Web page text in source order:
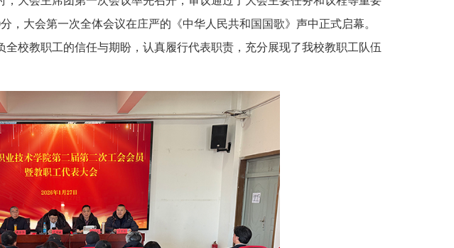
，大会第一次全体会议在庄严的《中华人民共和国国歌》声中正式启幕。
校教职工的信任与期盼，认真履行代表职责，充分展现了我校教职工队伍